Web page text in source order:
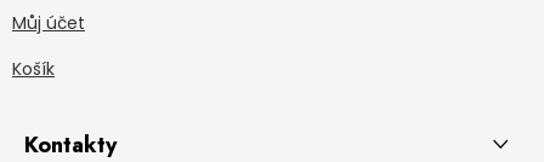
Můj účet
Košík
Kontakty